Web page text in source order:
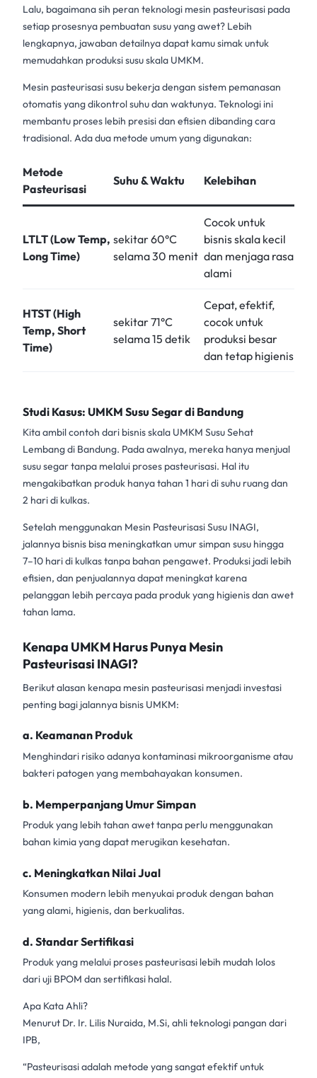
Lalu, bagaimana sih peran teknologi mesin pasteurisasi pada
setiap prosesnya pembuatan susu yang awet? Lebih
lengkapnya, jawaban detailnya dapat kamu simak untuk
memudahkan produksi susu skala UMKM.
Mesin pasteurisasi susu bekerja dengan sistem pemanasan
otomatis yang dikontrol suhu dan waktunya. Teknologi ini
membantu proses lebih presisi dan efisien dibanding cara
tradisional. Ada dua metode umum yang digunakan:
Metode
Pasteurisasi
Suhu & Waktu Kelebihan
LTLT (Low Temp,
Long Time)
sekitar 60°C
selama 30 menit
Cocok untuk
bisnis skala kecil
dan menjaga rasa
alami
HTST (High
Temp, Short
Time)
sekitar 71°C
selama 15 detik
Cepat, efektif,
cocok untuk
produksi besar
dan tetap higienis
Studi Kasus: UMKM Susu Segar di Bandung
Kita ambil contoh dari bisnis skala UMKM SusuSehat
Lembang di Bandung. Pada awalnya, mereka hanya menjual
susu segar tanpa melalui proses pasteurisasi. Hal itu
mengakibatkan produk hanya tahan 1 hari di suhu ruang dan
2 hari di kulkas.
Setelah menggunakan Mesin Pasteurisasi Susu INAGI,
jalannya bisnis bisa meningkatkan umur simpan susu hingga
7–10 hari di kulkas tanpa bahan pengawet. Produksi jadi lebih
efisien, dan penjualannya dapat meningkat karena
pelanggan lebih percaya pada produk yang higienis dan awet
tahan lama.
Kenapa UMKM Harus Punya Mesin
Pasteurisasi INAGI?
Berikut alasan kenapa mesin pasteurisasi menjadi investasi
penting bagi jalannya bisnis UMKM:
a. Keamanan Produk
Menghindari risiko adanya kontaminasi mikroorganisme atau
bakteri patogen yang membahayakan konsumen.
b. Memperpanjang Umur Simpan
Produk yang lebih tahan awet tanpa perlu menggunakan
bahan kimia yang dapat merugikan kesehatan.
c. Meningkatkan Nilai Jual
Konsumen modern lebih menyukai produk dengan bahan
yang alami, higienis, dan berkualitas.
d. Standar Sertifikasi
Produk yang melalui proses pasteurisasi lebih mudah lolos
dari uji BPOM dan sertifikasi halal.
Apa Kata Ahli?
Menurut Dr. Ir. Lilis Nuraida, M.Si, ahli teknologi pangan dari
IPB,
“Pasteurisasi adalah metode yang sangat efektif untuk